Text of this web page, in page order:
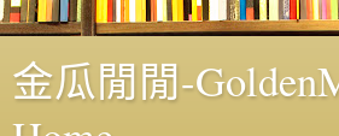
金瓜閒閒-